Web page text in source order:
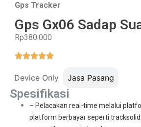
Device Only Jasa Pasang
Gps Tracker
Gps Gx06 Sadap
Rp380.000
Spesifikasi
– Pelacakan real-time melalui
platform berbayar seperti